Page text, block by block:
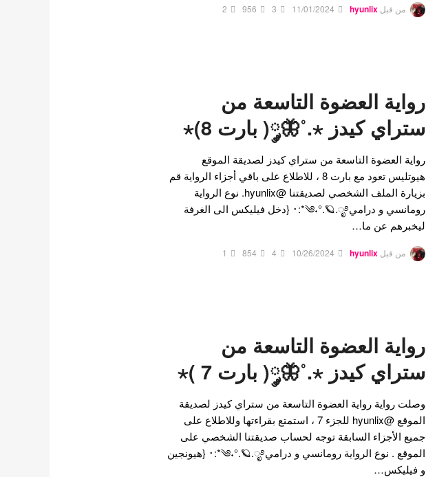
من قبل hyunlix
11/01/2024
3
956
2
رواية العضوة التاسعة من
ستراي كيدز ⋆.˚🦋༘( بارت 8)⋆
رواية العضوة التاسعة من ستراي كيدز لصديقة الموقع
هيوتليس تعود مع بارت 8 ، للاطلاع على باقي أجزاء الرواية قم
بزيارة الملف الشخصي لصديقتنا @hyunlix. نوع الرواية
رومانسي و درامي༄˖°.🪐.ೃ࿔*:･ {دخل فيليكس الى الغرفة
ليخبرهم عن ما…
من قبل hyunlix
10/26/2024
4
854
1
رواية العضوة التاسعة من
ستراي كيدز ⋆.˚🦋༘( بارت 7 )⋆
وصلت رواية رواية العضوة التاسعة من ستراي كيدز لصديقة
الموقع @hyunlix للجزء 7 ، استمتع بقراءتها وللاطلاع على
جميع الأجزاء السابقة توجه لحساب صديقتنا الشخصي على
الموقع . نوع الرواية رومانسي و درامي༄˖°.🪐.ೃ࿔*:･ {هيونجين
و فيليكس…